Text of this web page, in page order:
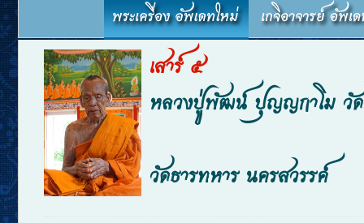
เสาร์ ๕
หลวงปู่พัฒน์ ปุญญกาโม วั
วัดธารทหาร นครสวรรค์